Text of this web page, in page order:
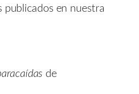
publicados en nuestra
de